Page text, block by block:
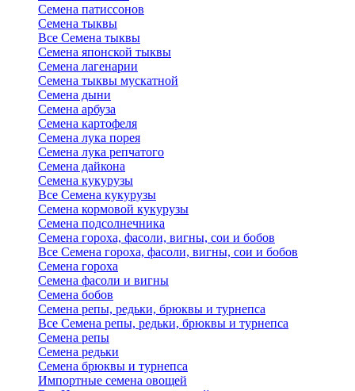
Семена патиссонов
Семена тыквы
Все Семена тыквы
Семена японской тыквы
Семена лагенарии
Семена тыквы мускатной
Семена дыни
Семена арбуза
Семена картофеля
Семена лука порея
Семена лука репчатого
Семена дайкона
Семена кукурузы
Все Семена кукурузы
Семена кормовой кукурузы
Семена подсолнечника
Семена гороха, фасоли, вигны, сои и бобов
Все Семена гороха, фасоли, вигны, сои и бобов
Семена гороха
Семена фасоли и вигны
Семена бобов
Семена репы, редьки, брюквы и турнепса
Все Семена репы, редьки, брюквы и турнепса
Семена репы
Семена редьки
Семена брюквы и турнепса
Импортные семена овощей